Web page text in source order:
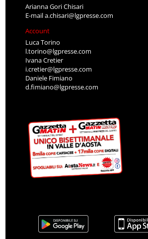
Arianna Gori Chisari
E-maila.chisari@lgpresse.com
Account
Luca Torino
l.torino@lgpresse.com
Ivana Cretier
i.cretier@lgpresse.com
Daniele Fimiano
d.fimiano@lgpresse.com